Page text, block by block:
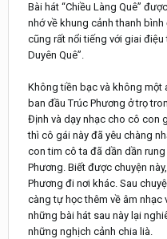
Bài hát “Chiều Làng Quê”
nhớ về khung cảnh thanh
cũng rất nổi tiếng với giai điệu
Duyên Quê”.
Không tiền bạc và không một
ban đầu Trúc Phương ở trọ
Định và dạy nhạc cho cô con
thì cô gái này đã yêu chàng
con tim cô ta đã dần dần
Phương. Biết được chuyện
Phương đi nơi khác. Sau
càng tự học thêm về âm nhạc
những bài hát sau này lại
những nghịch cảnh chia lià.